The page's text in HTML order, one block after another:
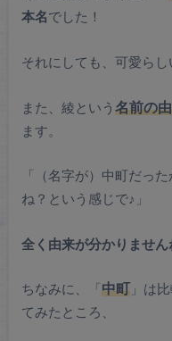
本名でした！
それにしても、可愛らし
また、綾という 名前の
ます。
「（名字が）中町だっ
ね？という感じで♪」
全く由来が分かりません
ちなみに、「中町」は
てみたところ、